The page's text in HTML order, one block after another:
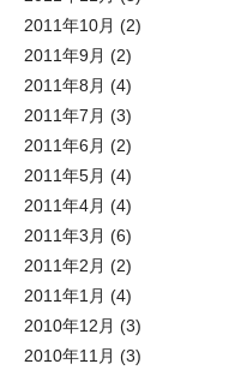
2011年10月 (2)
2011年9月 (2)
2011年8月 (4)
2011年7月 (3)
2011年6月 (2)
2011年5月 (4)
2011年4月 (4)
2011年3月 (6)
2011年2月 (2)
2011年1月 (4)
2010年12月 (3)
2010年11月 (3)